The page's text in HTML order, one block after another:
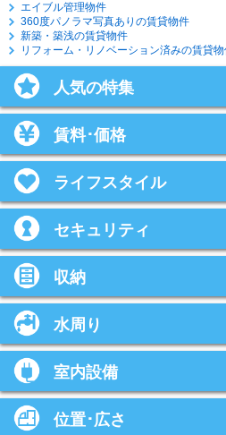
エイブル管理物件
360度パノラマ写真ありの賃貸物件
新築・築浅の賃貸物件
リフォーム・リノベーション済みの賃貸物
人気の特集
賃料･価格
ライフスタイル
セキュリティ
収納
水周り
室内設備
位置･広さ